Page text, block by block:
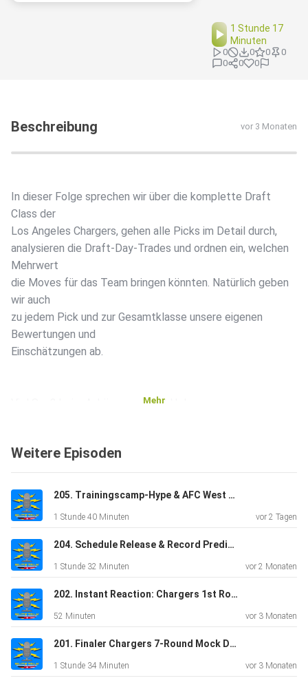
1 Stunde 17
Minuten
0 0 0
0
0
0 0
Beschreibung vor 3 Monaten
In dieser Folge sprechen wir über die komplette Draft
Class der
Los Angeles Chargers, gehen alle Picks im Detail durch,
analysieren die Draft-Day-Trades und ordnen ein, welchen
Mehrwert
die Moves für das Team bringen könnten. Natürlich geben
wir auch
zu jedem Pick und zur Gesamtklasse unsere eigenen
Bewertungen und
Einschätzungen ab.
Viel Spaß beim Anhören und Bolt Up!
Mehr
Weitere Episoden
205. Trainingscamp-Hype & AFC West Preview
1 Stunde 40 Minuten vor 2 Tagen
204. Schedule Release & Record Prediction
1 Stunde 32 Minuten vor 2 Monaten
202. Instant Reaction: Chargers 1st Round Pick
52 Minuten vor 3 Monaten
201. Finaler Chargers 7-Round Mock Draft & Draft Wetten
1 Stunde 34 Minuten vor 3 Monaten